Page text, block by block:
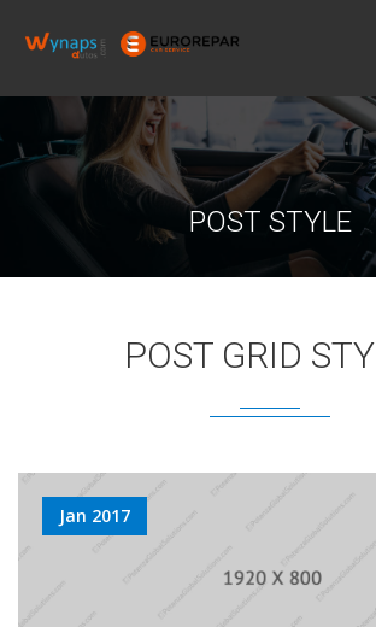
POST STYLE
POST GRID
Jan 2017